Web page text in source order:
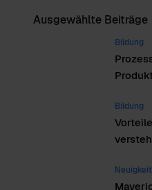
Ausgewählte Beiträge
Bildung
Bildung